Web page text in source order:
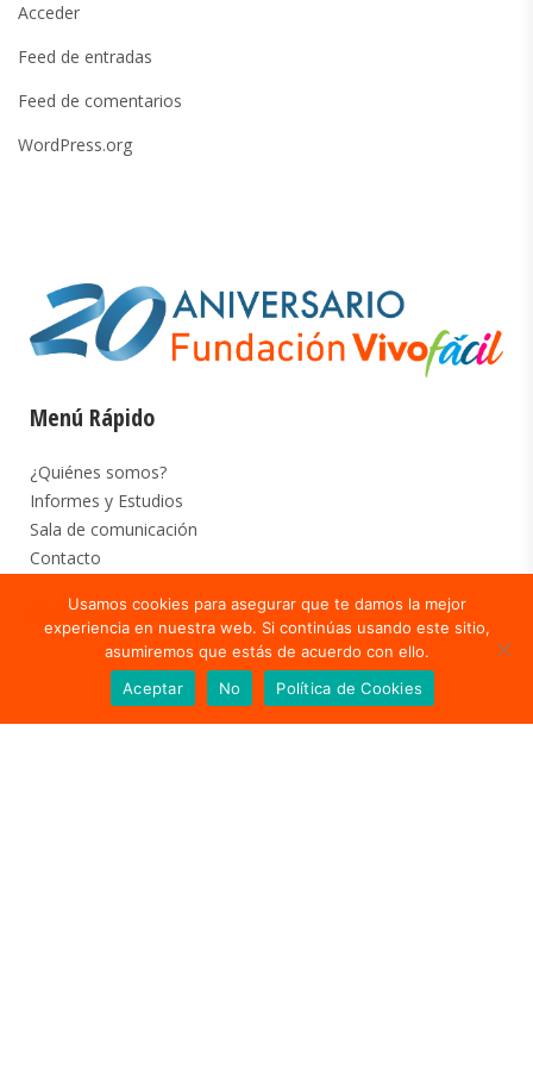
Acceder
Feed de entradas
Feed de comentarios
WordPress.org
Menú Rápido
¿Quiénes somos?
Informes y Estudios
Sala de comunicación
Contacto
Noticias
Actividades en curso
Notas de prensa
Medios de comunicación
Usamos cookies para asegurar que te damos la mejor
experiencia en nuestra web. Si continúas usando este sitio,
asumiremos que estás de acuerdo con ello.
Aceptar
No Política de Cookies